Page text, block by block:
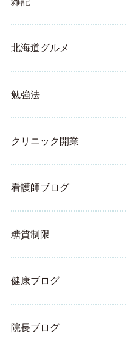
北海道グルメ
勉強法
クリニック開業
看護師ブログ
糖質制限
健康ブログ
院長ブログ